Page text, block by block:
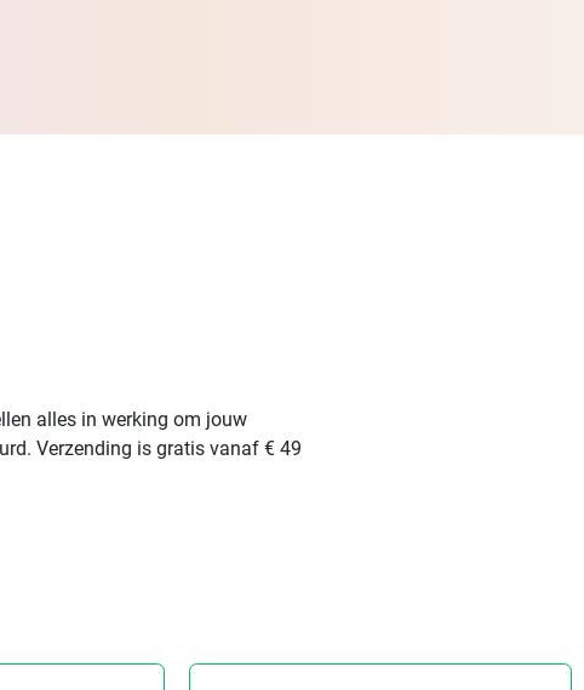
alles in werking om jouw
Verzending is gratis vanaf € 49